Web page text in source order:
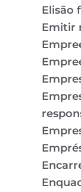
Elisão
Emitir